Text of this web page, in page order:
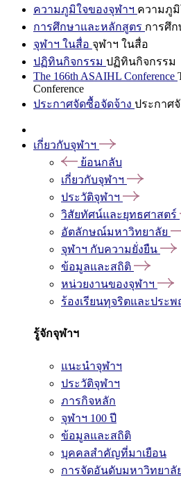
ความภูมิใจของจุฬาฯ ความภูมิ
การศึกษาและหลักสูตร การศึ
จุฬาฯ ในสื่อ จุฬาฯ ในสื่อ
ปฏิทินกิจกรรม ปฏิทินกิจกรรม
The 166th ASAIHL Conference
Conference
ประกาศจัดซื้อจัดจ้าง ประกาศ
เกี่ยวกับจุฬาฯ
ย้อนกลับ
เกี่ยวกับจุฬาฯ
ประวัติจุฬาฯ
วิสัยทัศน์และยุทธศาสตร์
อัตลักษณ์มหาวิทยาลัย
จุฬาฯ กับความยั่งยืน
ข้อมูลและสถิติ
หน่วยงานของจุฬาฯ
ร้องเรียนทุจริตและประ
รู้จักจุฬาฯ
แนะนำจุฬาฯ
ประวัติจุฬาฯ
ภารกิจหลัก
จุฬาฯ 100 ปี
ข้อมูลและสถิติ
บุคคลสำคัญที่มาเยือน
การจัดอันดับมหาวิทยาลั